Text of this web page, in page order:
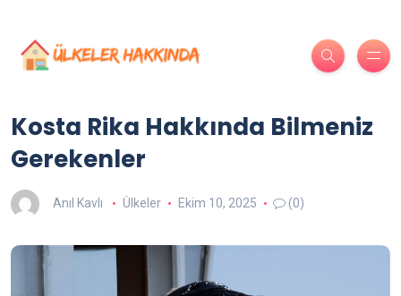
Kosta Rika Hakkında Bilmeniz
Gerekenler
Anıl Kavlı Ülkeler Ekim 10, 2025 (0)